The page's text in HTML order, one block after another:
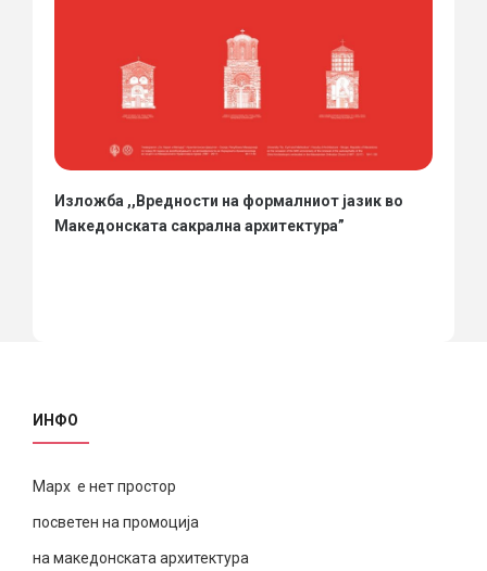
Изложба ,,Вредности на формалниот јазик во
Македонската сакрална архитектура”
ИНФО
Марх е нет простор
посветен на промоција
на македонската архитектура